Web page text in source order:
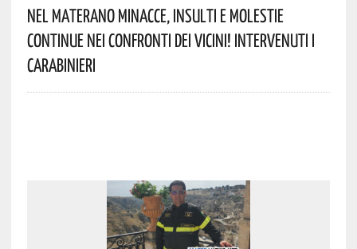
Nel Materano Minacce, Insulti E Molestie
Continue Nei Confronti Dei Vicini! Intervenuti I
Carabinieri